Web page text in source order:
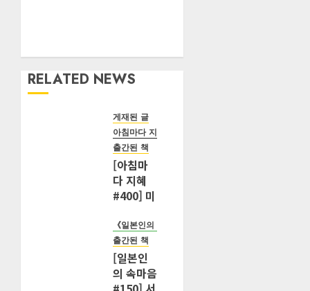
RELATED NEWS
게재된 글
아침마다 지혜
출간된 책
[아침마
다 지혜
#400] 미
책임법’
퇴조가 시
니어 사회
에 던지는
질문
《일본인의 속마음을 해킹하다》
출간된 책
[일본인
의 속마음